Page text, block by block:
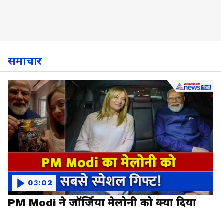
समाचार
PM Modi ने जॉर्जिया मेलोनी को क्या दिया
03:02